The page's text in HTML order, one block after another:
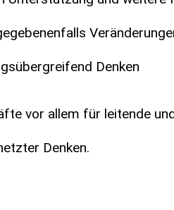
Denken
vor allem für leitende
Denken.